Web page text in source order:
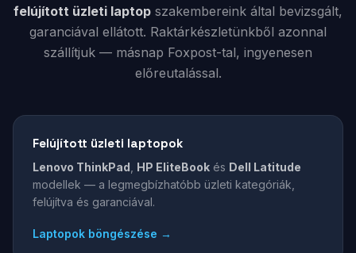
felújított üzleti laptop szakembereink által bevizsgált,
garanciával ellátott. Raktárkészletünkből azonnal
szállítjuk — másnap Foxpost-tal, ingyenesen
előreutalással.
Felújított üzleti laptopok
Lenovo ThinkPad HP EliteBook és Dell Latitude
modellek — a legmegbízhatóbb üzleti kategóriák,
felújítva és garanciával.
Laptopok böngészése →